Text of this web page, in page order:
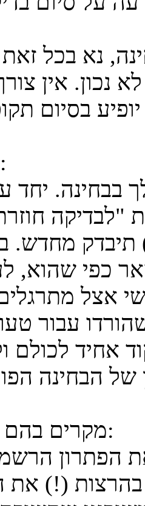
נא בכל
נכון. אין
נוהל ערעורים:
6) מקרים בהם אין לערער: